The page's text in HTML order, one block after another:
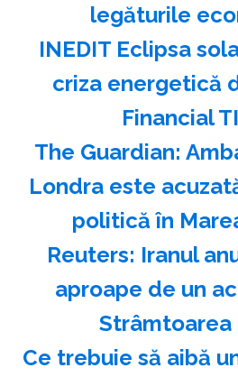
legăturile
INEDIT Eclipsa
criza energetică
Financial
The Guardian:
Londra este
politică în
Reuters: Iranul
aproape de un
Strâmtoarea
Ce trebuie să aibă